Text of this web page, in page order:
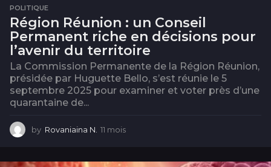
POLITIQUE
Région Réunion : un Conseil
Permanent riche en décisions pour
l’avenir du territoire
La Commission Permanente de la Région Réunion,
présidée par Huguette Bello, s’est réunie le 5
septembre 2025 pour examiner et voter près d’une
quarantaine de...
by Rovaniaina N. 11 mois
o